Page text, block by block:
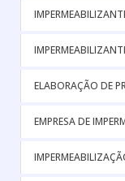
ELABORAÇÃO DE
EMPRESA DE